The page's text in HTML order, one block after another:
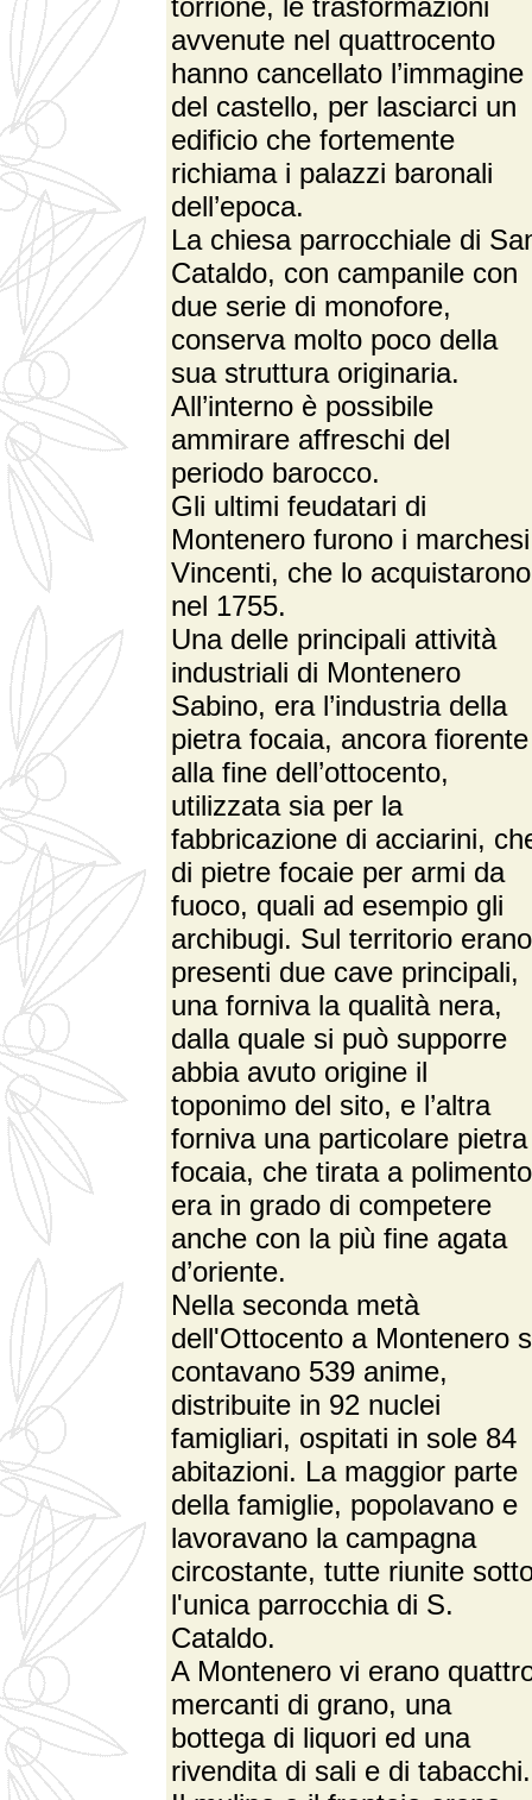
torrione, le trasformazioni
avvenute nel quattrocento
hanno cancellato l’immagine
del castello, per lasciarci un
edificio che fortemente
richiama i palazzi baronali
dell’epoca.
La chiesa parrocchiale di
Cataldo, con campanile con
due serie di monofore,
conserva molto poco della
sua struttura originaria.
All’interno è possibile
ammirare affreschi del
periodo barocco.
Gli ultimi feudatari di
Montenero furono i marchesi
Vincenti, che lo acquistarono
nel 1755.
Una delle principali attività
industriali di Montenero
Sabino, era l’industria della
pietra focaia, ancora fiorente
alla fine dell’ottocento,
utilizzata sia per la
fabbricazione di acciarini,
di pietre focaie per armi da
fuoco, quali ad esempio gli
archibugi. Sul territorio erano
presenti due cave principali,
una forniva la qualità nera,
dalla quale si può supporre
abbia avuto origine il
toponimo del sito, e l’altra
forniva una particolare pietra
focaia, che tirata a
era in grado di competere
anche con la più fine agata
d’oriente.
Nella seconda metà
dell'Ottocento a Montenero
contavano 539 anime,
distribuite in 92 nuclei
famigliari, ospitati in sole 84
abitazioni. La maggior parte
della famiglie, popolavano e
lavoravano la campagna
circostante, tutte riunite
l'unica parrocchia di S.
Cataldo.
A Montenero vi erano
mercanti di grano, una
bottega di liquori ed una
rivendita di sali e di tabacchi.